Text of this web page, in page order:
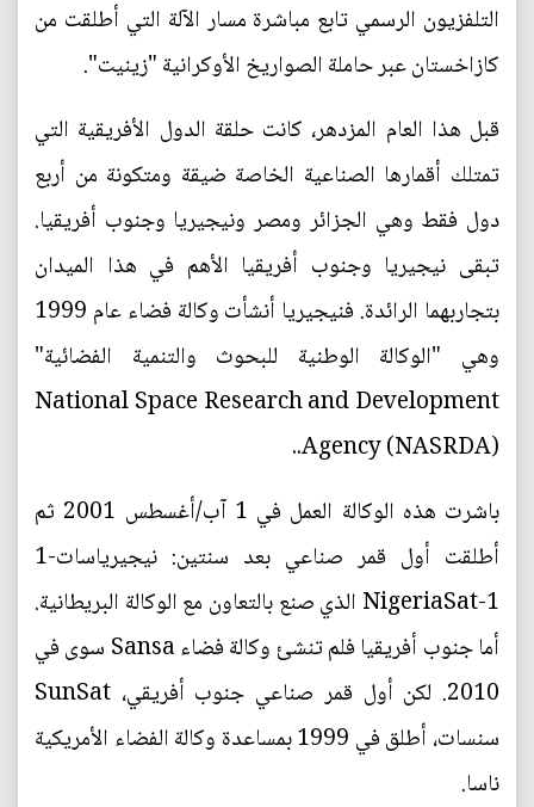
التلفزيون الرسمي تابع مباشرة مسار الآلة التي أطلقت من
كازاخستان عبر حاملة الصواريخ الأوكرانية "زينيت".
قبل هذا العام المزدهر، كانت حلقة الدول الأفريقية التي
تمتلك أقمارها الصناعية الخاصة ضيقة ومتكونة من أربع
دول فقط وهي الجزائر ومصر ونيجيريا وجنوب أفريقيا.
تبقى نيجيريا وجنوب أفريقيا الأهم في هذا الميدان
بتجاربهما الرائدة. فنيجيريا أنشأت وكالة فضاء عام 1999
وهي "الوكالة الوطنية للبحوث والتنمية الفضائية"
National Space Research and Development
Agency (NASRDA)..
باشرت هذه الوكالة العمل في 1 آب/أغسطس 2001 ثم
أطلقت أول قمر صناعي بعد سنتين: نيجيرياسات-1
NigeriaSat-1 الذي صنع بالتعاون مع الوكالة البريطانية.
أما جنوب أفريقيا فلم تنشئ وكالة فضاء Sansa سوى في
2010. لكن أول قمر صناعي جنوب أفريقي، SunSat
سنسات، أطلق في 1999 بمساعدة وكالة الفضاء الأمريكية
ناسا.